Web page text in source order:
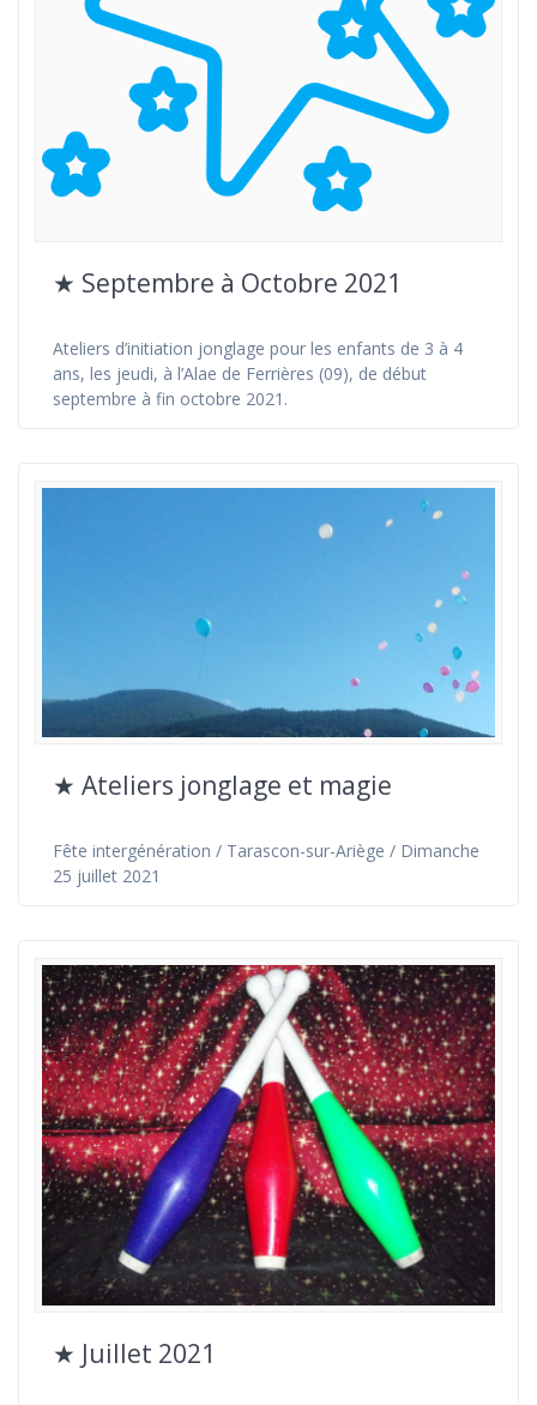
★ Septembre à Octobre 2021
Ateliers d’initiation jonglage pour les enfants de 3 à 4
ans, les jeudi, à l’Alae de Ferrières (09), de début
septembre à fin octobre 2021.
★ Ateliers jonglage et magie
Fête intergénération / Tarascon-sur-Ariège / Dimanche
25 juillet 2021
★ Juillet 2021